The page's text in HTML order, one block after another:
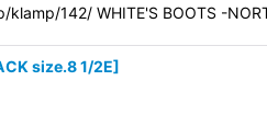
142/ WHITE'S BOOTS -
size.8 1/2E]